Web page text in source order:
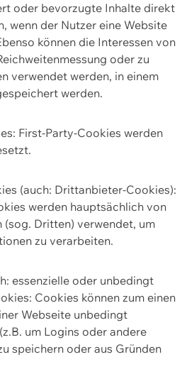
oder bevorzugte Inhalte direkt
wenn der Nutzer eine Website
können die Interessen von
oder zu
verwendet werden, in einem
werden.
First-Party-Cookies werden
(auch: Drittanbieter-Cookies):
werden hauptsächlich von
(sog. Dritten) verwendet, um
zu verarbeiten.
essenzielle oder unbedingt
Cookies können zum einen
Webseite unbedingt
um Logins oder andere
speichern oder aus Gründen